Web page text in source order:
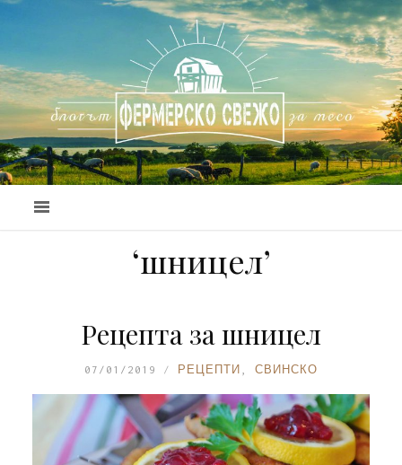
‘шницел’
Рецепта за шницел
07/01/2019 РЕЦЕПТИ СВИНСКО